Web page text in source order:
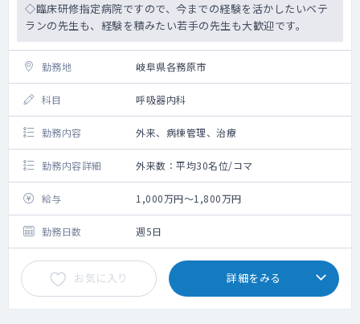
◇臨床研修指定病院ですので、今までの経験を活かしたいベテ
ランの先生も、経験を積みたい若手の先生も大歓迎です。
勤務地 岐阜県各務原市
科目 呼吸器内科
勤務内容 外来、病棟管理、治療
勤務内容詳細 外来数：平均30名位/コマ
給与 1,000万円～1,800万円
勤務日数 週5日
お気に入り 詳細をみる